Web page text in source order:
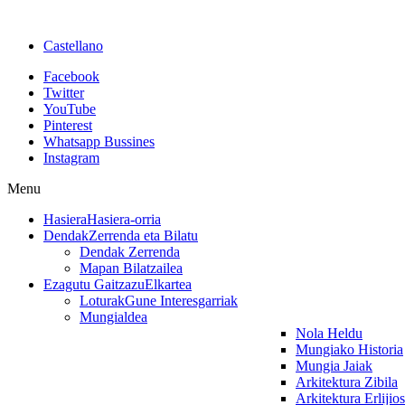
Castellano
Facebook
Twitter
YouTube
Pinterest
Whatsapp Bussines
Instagram
Menu
HasieraHasiera-orria
DendakZerrenda eta Bilatu
Dendak Zerrenda
Mapan Bilatzailea
Ezagutu GaitzazuElkartea
LoturakGune Interesgarriak
Mungialdea
Nola Heldu
Mungiako Historia
Mungia Jaiak
Arkitektura Zibila
Arkitektura